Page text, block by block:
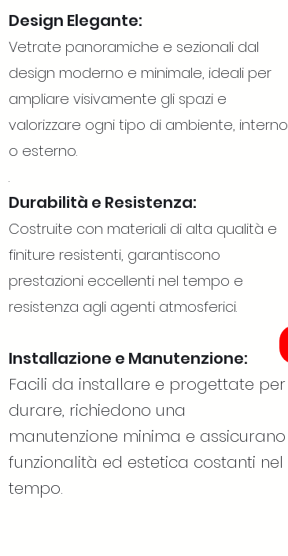
Design Elegante:
Vetrate panoramiche e sezionali dal
design moderno e minimale, ideali per
ampliare visivamente gli spazi e
valorizzare ogni tipo di ambiente, interno
o esterno.
.
Durabilità e Resistenza:
Costruite con materiali di alta qualità e
finiture resistenti, garantiscono
prestazioni eccellenti nel tempo e
resistenza agli agenti atmosferici.
Installazione e Manutenzione:
Facili da installare e progettate per
durare, richiedono una
manutenzione minima e assicurano
funzionalità ed estetica costanti nel
tempo.